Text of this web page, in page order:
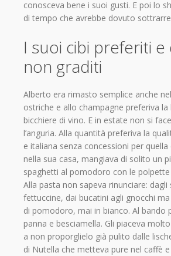
conosceva bene i suoi gusti. E poi lo
di tempo che avrebbe dovuto
I suoi cibi preferiti e
non graditi
Alberto era rimasto semplice anche
ostriche e allo champagne preferiva
bicchiere di vino. E in estate non si
l’anguria. Alla quantità preferiva la
e italiana senza concessioni per
nella sua casa, mangiava di solito un
spaghetti al pomodoro con le polpette
Alla pasta non sapeva rinunciare: dagli
fettuccine, dai bucatini agli gnocchi
di pomodoro, mai in bianco. Al bando
panna e besciamella. Gli piaceva
a non proporglielo già pulito dalle
di Nutella che metteva pure nel caffè